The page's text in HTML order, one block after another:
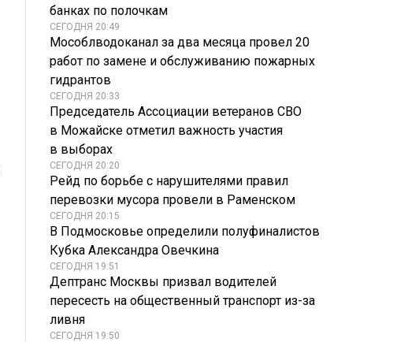
банках по полочкам
СЕГОДНЯ 20:49
Мособлводоканал за два месяца провел 20
работ по замене и обслуживанию пожарных
гидрантов
СЕГОДНЯ 20:33
Председатель Ассоциации ветеранов СВО
в Можайске отметил важность участия
в выборах
СЕГОДНЯ 20:20
Рейд по борьбе с нарушителями правил
перевозки мусора провели в Раменском
СЕГОДНЯ 20:15
В Подмосковье определили полуфиналистов
Кубка Александра Овечкина
СЕГОДНЯ 19:51
Дептранс Москвы призвал водителей
пересесть на общественный транспорт из-за
ливня
СЕГОДНЯ 19:50